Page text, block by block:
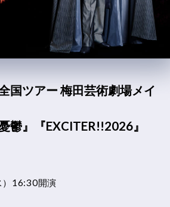
ツアー 梅田芸術劇場メイ
鬱』『EXCITER!!2026』
16:30開演